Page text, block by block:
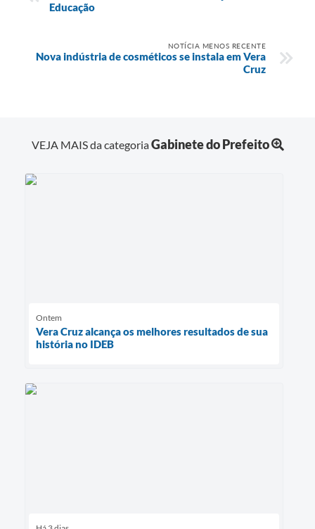
Educação
NOTÍCIA MENOS RECENTE
Nova indústria de cosméticos se instala em Vera
Cruz
VEJA MAIS da categoriaGabinete do Prefeito
Ontem
Vera Cruz alcança os melhores resultados de sua
história no IDEB